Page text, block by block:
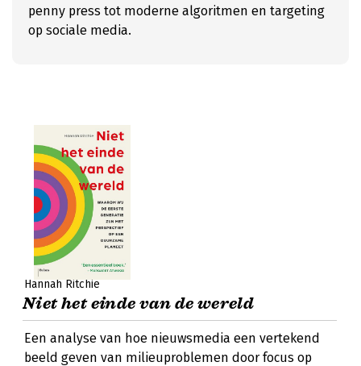
penny press tot moderne algoritmen en targeting
op sociale media.
Hannah Ritchie
Niet het einde van de wereld
Een analyse van hoe nieuwsmedia een vertekend
beeld geven van milieuproblemen door focus op